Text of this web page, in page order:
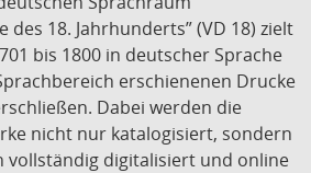
des 18. Jahrhunderts” (VD 18) zielt
bis 1800 in deutscher Sprache
erschienenen Drucke
Dabei werden die
nicht nur katalogisiert, sondern
vollständig digitalisiert und online